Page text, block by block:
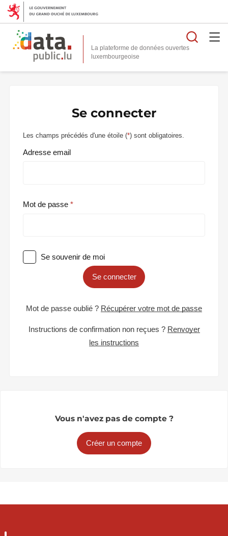
La plateforme de données ouvertes
Se connecter
Les champs précédés d'une étoile (*) sont obligatoires.
Adresse email
Mot de passe
Se souvenir de moi
Se connecter
Mot de passe oublié ? Récupérer votre mot de passe
Instructions de confirmation non reçues ? Renvoyer
les instructions
Vous n'avez pas de compte ?
Créer un compte